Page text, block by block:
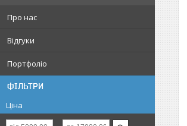
Про нас
Відгуки
Портфоліо
ФІЛЬТРИ
Ціна